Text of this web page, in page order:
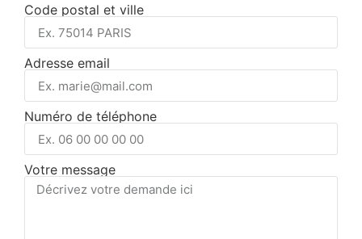
Code postal et ville
Adresse email
Numéro de téléphone
Votre message